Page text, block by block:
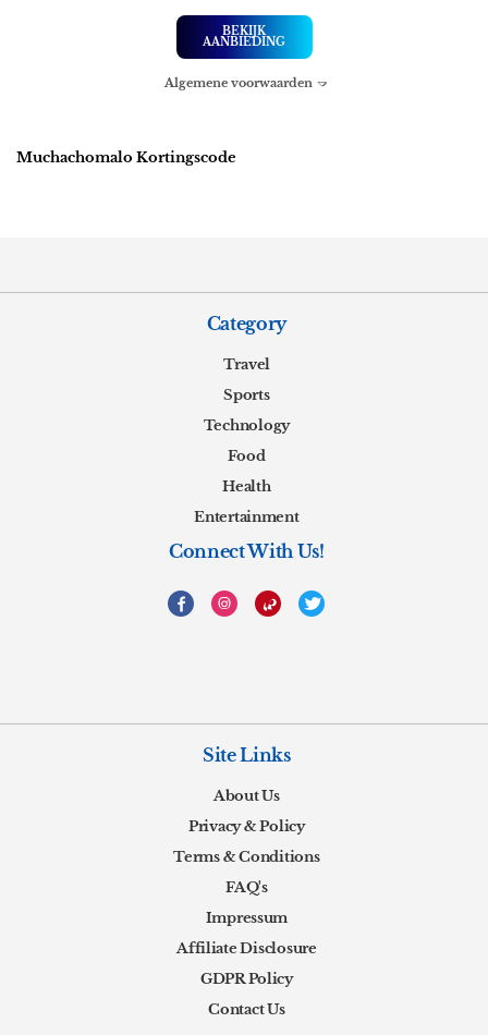
BEKIJK
AANBIEDING
Algemene voorwaarden
Muchachomalo Kortingscode
Category
Travel
Sports
Technology
Food
Health
Entertainment
Connect With Us!
Site Links
About Us
Privacy & Policy
Terms & Conditions
FAQ's
Impressum
Affiliate Disclosure
GDPR Policy
Contact Us